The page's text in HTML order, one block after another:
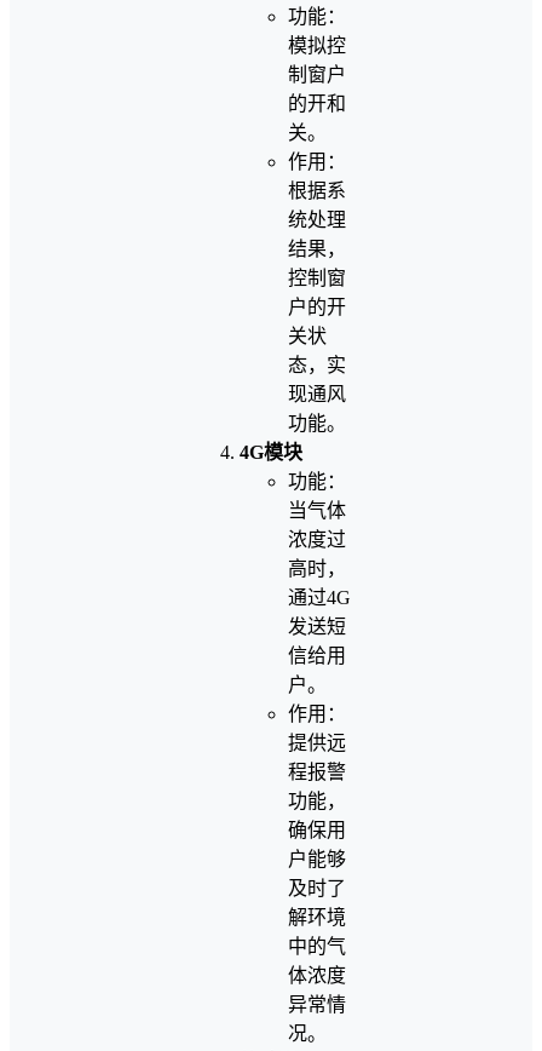
功能：
模拟控
制窗户
的开和
关。
作用：
根据系
统处理
结果，
控制窗
户的开
关状
态，实
现通风
功能。
4G模块
功能：
当气体
浓度过
高时，
通过4G
发送短
信给用
户。
作用：
提供远
程报警
功能，
确保用
户能够
及时了
解环境
中的气
体浓度
异常情
况。